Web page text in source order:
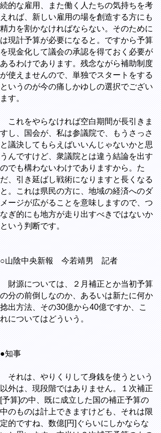
続的な雇用、また働く人たちの気持ちを考
えれば、新しい雇用の場を創造する方にも
精力を割かなければならない。そのために
は現計予算が必要になると。ですから予算
を現金化して議会の承認を得ておく必要が
あるわけであります。残念ながら補助制度
が使えませんので、単独でスタートをする
というのが今の痛しかゆしの選択でござい
ます。
これをやらなければ空白期間が長引きま
すし、国会が、私は参議院で、もうさっさ
と議決してもらえばいいんじゃないかと思
うんですけど、衆議院とは違う結論を出す
のでも構わないわけでありますから。た
だ、引き延ばし戦術になりますと長くなる
と。これは県民の方に、地域の経済へのダ
メージが広がることを意味しますので、つ
なぎ的にも地方が走り出すべきではないか
という判断です。
○山陰中央新報 今若靖男 記者
財源については、２月補正とか当初予算
の分の前倒しなのか、あるいは新たに何か
捻出方法、その30億から40億ですか、こ
れについてはどういう。
●知事
それは、やりくりして身銭を使うという
以外は、現段階ではありません。１次補正
[予算]の中、既に成立した国の補正予算の
中のものは計上できますけども、それは限
定的ですね、数億[円]ぐらいにしかならな